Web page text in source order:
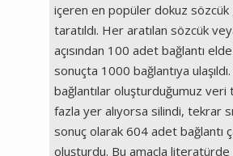
içeren en popüler dokuz sözcük
taratıldı. Her aratılan sözcük
açısından 100 adet bağlantı
sonuçta 1000 bağlantıya ulaşıldı.
bağlantılar oluşturduğumuz veri
fazla yer alıyorsa silindi, tekrar
sonuç olarak 604 adet bağlantı
oluşturdu. Bu amaçla